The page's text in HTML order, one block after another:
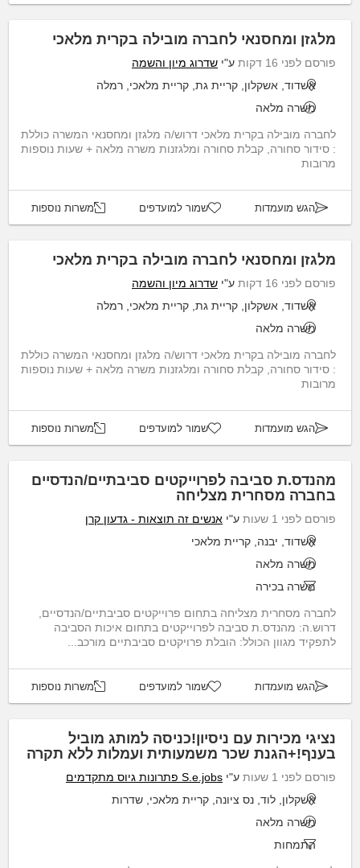
מלגזן ומחסנאי לחברה מובילה בקרית מלאכי
פורסם לפני 16 דקות ע"י שדרוג מיון והשמה
אשדוד, אשקלון, קריית גת, קריית מלאכי, רמלה
משרה מלאה
לחברה מובילה בקרית מלאכי דרוש/ה מלגזן ומחסנאי המשרה כוללת
: סידור סחורה, קבלת סחורה ומלגזנות משרה מלאה + שעות נוספות
מרובות
הגש מועמדות שמור למועדפים משרות נוספות
מלגזן ומחסנאי לחברה מובילה בקרית מלאכי
פורסם לפני 16 דקות ע"י שדרוג מיון והשמה
אשדוד, אשקלון, קריית גת, קריית מלאכי, רמלה
משרה מלאה
לחברה מובילה בקרית מלאכי דרוש/ה מלגזן ומחסנאי המשרה כוללת
: סידור סחורה, קבלת סחורה ומלגזנות משרה מלאה + שעות נוספות
מרובות
הגש מועמדות שמור למועדפים משרות נוספות
מהנדס.ת סביבה לפרוייקטים סביבתיים/הנדסיים
בחברה מסחרית מצליחה
פורסם לפני 1 שעות ע"י אנשים זה תוצאות - גדעון קרן
אשדוד, יבנה, קריית מלאכי
משרה מלאה
משרה בכירה
לחברה מסחרית מצליחה בתחום פרוייקטים סביבתיים/הנדסיים,
דרוש.ה: מהנדס.ת סביבה לפרוייקטים בתחום איכות הסביבה
לתפקיד מגוון הכולל: הובלת פרויקטים סביבתיים מורכב...
הגש מועמדות שמור למועדפים משרות נוספות
נציגי מכירות עם ניסיון!כניסה למותג מוביל
בענף!+הגנת שכר משמעותית ועמלות ללא תקרה
פורסם לפני 1 שעות ע"י S.e.jobs פתרונות גיוס מתקדמים
אשקלון, לוד, נס ציונה, קריית מלאכי, שדרות
משרה מלאה
התמחות